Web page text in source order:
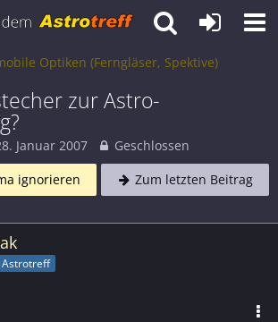
Optiken (Ferngläser, Spektive)
zur Astro-
Januar 2007
Geschlossen
ignorieren
Zum letzten Beitrag